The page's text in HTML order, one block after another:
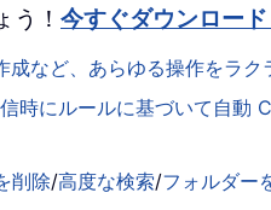
！ 今すぐダウンロード
など、あらゆる操作をラク
時にルールに基づいて自動
削除/高度な検索/フォルダー